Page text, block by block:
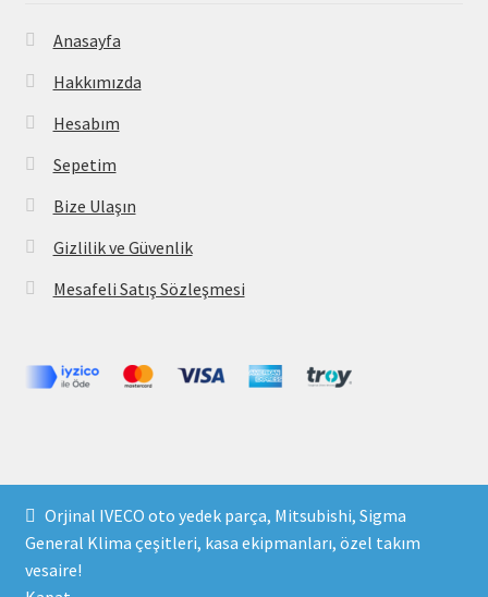
Orjinal IVECO oto yedek parça, Mitsubishi, Sigma
General Klima çeşitleri, kasa ekipmanları, özel takım
vesaire!
Anasayfa
Hakkımızda
Hesabım
Sepetim
Bize Ulaşın
Gizlilik ve Güvenlik
Mesafeli Satış Sözleşmesi
Copyright 2021 © parcavs.com Tüm hakları saklıdır. Kredi
kartı bilgileriniz 256bit SSL sertifikası ile korunmaktadır.